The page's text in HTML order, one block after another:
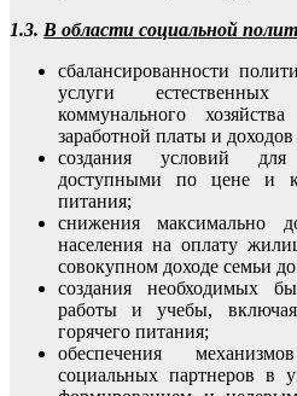
1.3. В области социальной
сбалансированности
услуги
коммунального
заработной платы и доходов
создания условий для
доступными по цене и
питания;
снижения максимально
населения на оплату
совокупном доходе семьи
создания необходимых
работы и учебы,
горячего питания;
обеспечения
социальных партнеров в